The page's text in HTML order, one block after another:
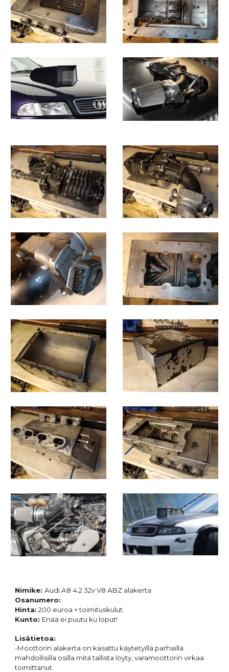
Nimike:Audi A8 4.2 32v V8 ABZ alakerta
Osanumero:
Hinta: 200 euroa + toimituskulut.
Kunto: Enää ei puutu ku loput!
Lisätietoa:
-Moottorin alakerta on kasattu käytetyillä parhailla
mahdollisilla osilla mitä tallista löyty, varamoottorin virkaa
toimittanut.